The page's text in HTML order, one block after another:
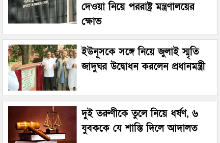
দেওয়া নিয়ে পররাষ্ট্র মন্ত্রণালয়ের
ক্ষোভ
ইউনূসকে সঙ্গে নিয়ে জুলাই স্মৃতি
জাদুঘর উদ্বোধন করলেন প্রধানমন্ত্রী
দুই তরুণীকে তুলে নিয়ে ধর্ষণ, ৬
যুবককে যে শাস্তি দিলে আদালত